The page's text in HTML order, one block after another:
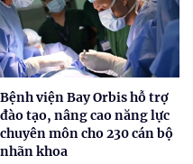
Bệnh viện Bay Orbis hỗ trợ
đào tạo, nâng cao năng lực
chuyên môn cho 230 cán bộ
nhãn khoa